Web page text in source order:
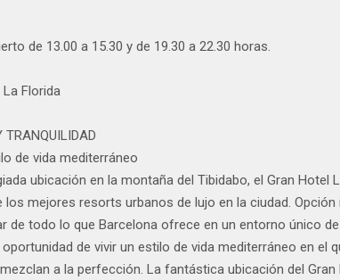
de 13.00 a 15.30 y de 19.30 a 22.30 horas.
Florida
TRANQUILIDAD
de vida mediterráneo
ubicación en la montaña del Tibidabo, el Gran Hotel
mejores resorts urbanos de lujo en la ciudad. Opción
de todo lo que Barcelona ofrece en un entorno único
de vivir un estilo de vida mediterráneo en el
a la perfección. La fantástica ubicación del Gran